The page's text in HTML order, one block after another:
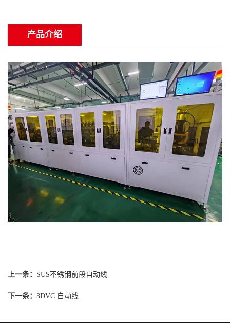
产品介绍
上一条： SUS不锈钢前段自动线
下一条： 3DVC 自动线